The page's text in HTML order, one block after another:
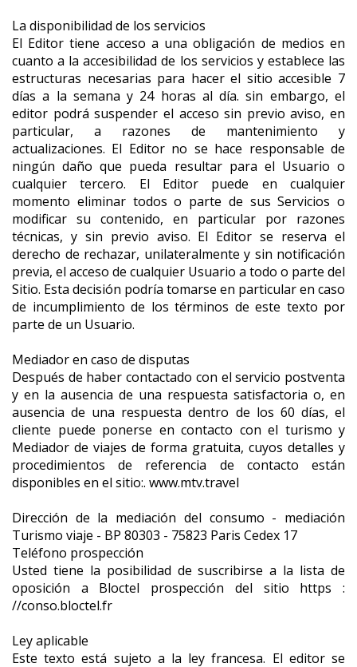
La disponibilidad de los servicios
El Editor tiene acceso a una obligación de medios en
cuanto a la accesibilidad de los servicios y establece las
estructuras necesarias para hacer el sitio accesible 7
días a la semana y 24 horas al día. sin embargo, el
editor podrá suspender el acceso sin previo aviso, en
particular, a razones de mantenimiento y
actualizaciones. El Editor no se hace responsable de
ningún daño que pueda resultar para el Usuario o
cualquier tercero. El Editor puede en cualquier
momento eliminar todos o parte de sus Servicios o
modificar su contenido, en particular por razones
técnicas, y sin previo aviso. El Editor se reserva el
derecho de rechazar, unilateralmente y sin notificación
previa, el acceso de cualquier Usuario a todo o parte del
Sitio. Esta decisión podría tomarse en particular en caso
de incumplimiento de los términos de este texto por
parte de un Usuario.
Mediador en caso de disputas
Después de haber contactado con el servicio postventa
y en la ausencia de una respuesta satisfactoria o, en
ausencia de una respuesta dentro de los 60 días, el
cliente puede ponerse en contacto con el turismo y
Mediador de viajes de forma gratuita, cuyos detalles y
procedimientos de referencia de contacto están
disponibles en el sitio:. www.mtv.travel
Dirección de la mediación del consumo - mediación
Turismo viaje - BP 80303 - 75823 Paris Cedex 17
Teléfono prospección
Usted tiene la posibilidad de suscribirse a la lista de
oposición a Bloctel prospección del sitio https :
//conso.bloctel.fr
Ley aplicable
Este texto está sujeto a la ley francesa. El editor se